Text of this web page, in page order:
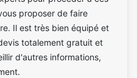
proposer de faire
Il est très bien équipé et
totalement gratuit et
d'autres informations,